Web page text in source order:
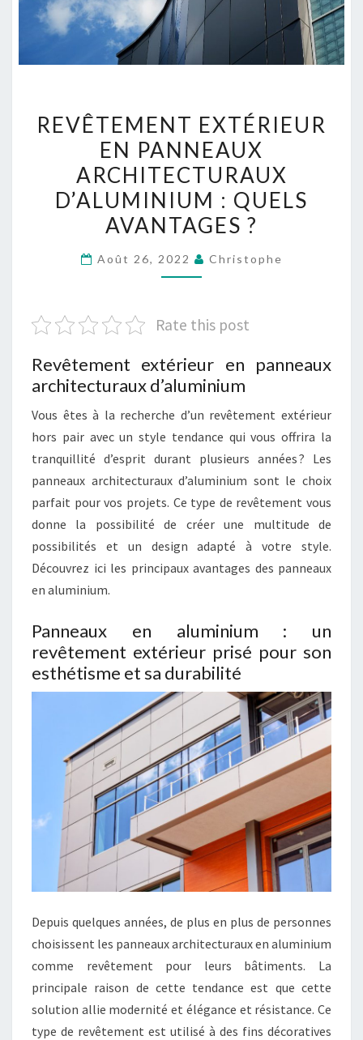
EXTÉRIEUR
EN
PANNEAUX
ARCHITECTURAUX
D’ALUMINIUM
:
QUELS
AVANTAGES ?
REVÊTEMENT EXTÉRIEUR
EN PANNEAUX
ARCHITECTURAUX
D’ALUMINIUM : QUELS
AVANTAGES ?
Août 26, 2022 Christophe
Rate this post
Revêtement extérieur en panneaux
architecturaux d’aluminium
Vous êtes à la recherche d’un revêtement extérieur
hors pair avec un style tendance qui vous offrira la
tranquillité d’esprit durant plusieurs années ? Les
panneaux architecturaux d’aluminium sont le choix
parfait pour vos projets. Ce type de revêtement vous
donne la possibilité de créer une multitude de
possibilités et un design adapté à votre style.
Découvrez ici les principaux avantages des panneaux
en aluminium.
Panneaux en aluminium : un
revêtement extérieur prisé pour son
esthétisme et sa durabilité
Depuis quelques années, de plus en plus de personnes
choisissent les panneaux architecturaux en aluminium
comme revêtement pour leurs bâtiments. La
principale raison de cette tendance est que cette
solution allie modernité et élégance et résistance. Ce
type de revêtement est utilisé à des fins décoratives